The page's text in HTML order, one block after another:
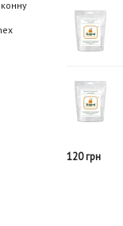
120 грн